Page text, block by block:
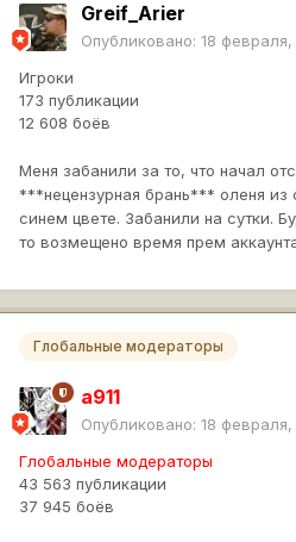
Greif_Arier
Опубликовано: 18 февраля,
Игроки
173 публикации
12 608 боёв
Меня забанили за то, что начал
***нецензурная брань*** оленя из
синем цвете. Забанили на сутки.
то возмещено время прем
Глобальные модераторы
a911
Опубликовано: 18 февраля,
Глобальные модераторы
43 563 публикации
37 945 боёв